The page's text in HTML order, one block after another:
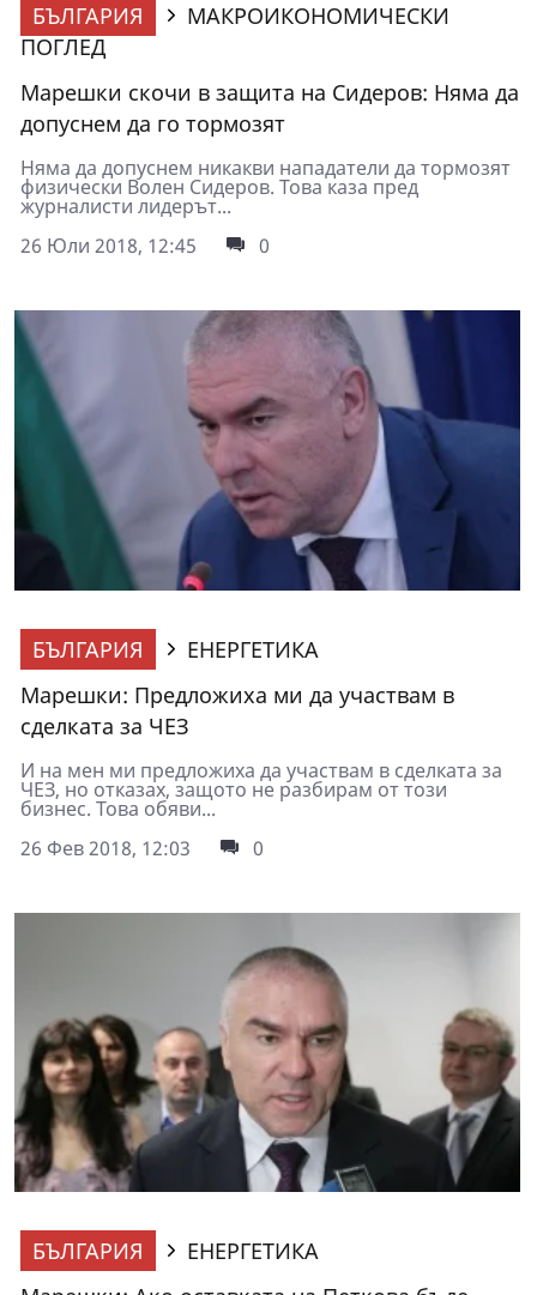
БЪЛГАРИЯ
МАКРОИКОНОМИЧЕСКИ
ПОГЛЕД
Марешки скочи в защита на Сидеров: Няма да
допуснем да го тормозят
Няма да допуснем никакви нападатели да тормозят
физически Волен Сидеров. Това каза пред
журналисти лидерът...
26 Юли 2018, 12:45
0
БЪЛГАРИЯ
ЕНЕРГЕТИКА
Марешки: Предложиха ми да участвам в
сделката за ЧЕЗ
И на мен ми предложиха да участвам в сделката за
ЧЕЗ, но отказах, защото не разбирам от този
бизнес. Това обяви...
26 Фев 2018, 12:03
0
БЪЛГАРИЯ
ЕНЕРГЕТИКА